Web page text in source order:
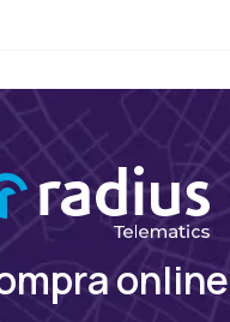
online